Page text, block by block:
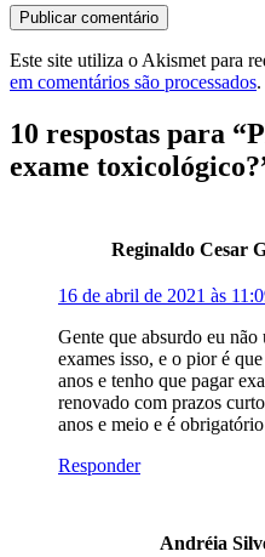
Este site utiliza o Akismet para
em comentários são processados.
10 respostas para “
exame toxicológico?
Reginaldo Cesar
16 de abril de 2021 às
Gente que absurdo eu
exames isso, e o pior é
anos e tenho que pagar
renovado com prazos
anos e meio e é
Responder
Andréia